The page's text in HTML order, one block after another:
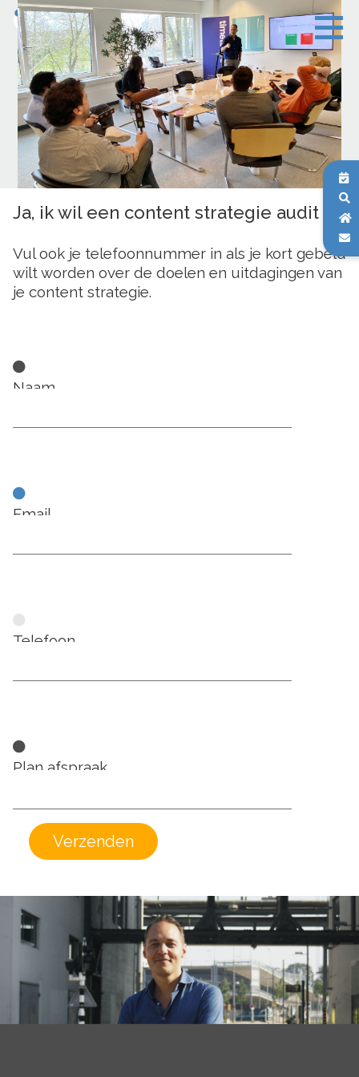
Ja, ik wil een content strategie audit
Vul ook je telefoonnummer in als je kort gebeld
wilt worden over de doelen en uitdagingen van
je content strategie.
Naam
Email
Telefoon
Plan afspraak